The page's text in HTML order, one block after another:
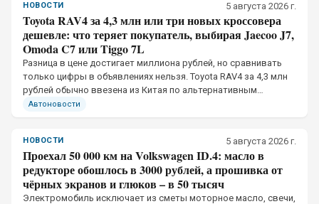
НОВОСТИ 5 августа 2026 г.
Toyota RAV4 за 4,3 млн или три новых кроссовера
дешевле: что теряет покупатель, выбирая Jaecoo J7,
Omoda C7 или Tiggo 7L
Разница в цене достигает миллиона рублей, но сравнивать
только цифры в объявлениях нельзя. Toyota RAV4 за 4,3 млн
рублей обычно ввезена из Китая по альтернативным
каналам, тогда как Jaecoo J7, Omoda C7 и Chery Tiggo 7L
Автоновости
НОВОСТИ 5 августа 2026 г.
Проехал 50 000 км на Volkswagen ID.4: масло в
редукторе обошлось в 3000 рублей, а прошивка от
чёрных экранов и глюков – в 50 тысяч
Электромобиль исключает из сметы моторное масло, свечи,